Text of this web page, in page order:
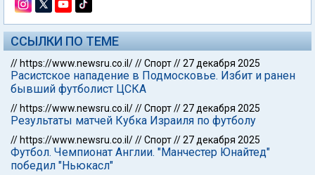
ССЫЛКИ ПО ТЕМЕ
// https://www.newsru.co.il///Спорт//27 декабря 2025
Расистское нападение в Подмосковье. Избит и ранен
бывший футболист ЦСКА
// https://www.newsru.co.il///Спорт//27 декабря 2025
Результаты матчей Кубка Израиля по футболу
// https://www.newsru.co.il///Спорт//27 декабря 2025
Футбол. Чемпионат Англии. "Манчестер Юнайтед"
победил "Ньюкасл"